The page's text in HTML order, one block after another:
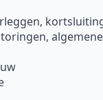
algemene